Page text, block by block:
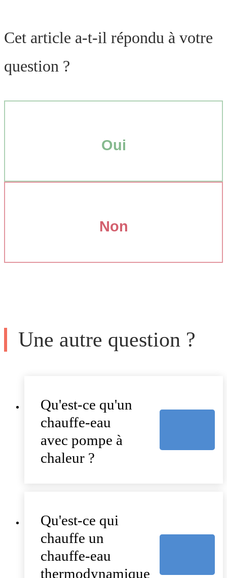
Cet article a-t-il répondu à votre
question ?
Oui
Non
Une autre question ?
Qu'est-ce qu'un
chauffe-eau
avec pompe à
chaleur ?
Qu'est-ce qui
chauffe un
chauffe-eau
thermodynamique